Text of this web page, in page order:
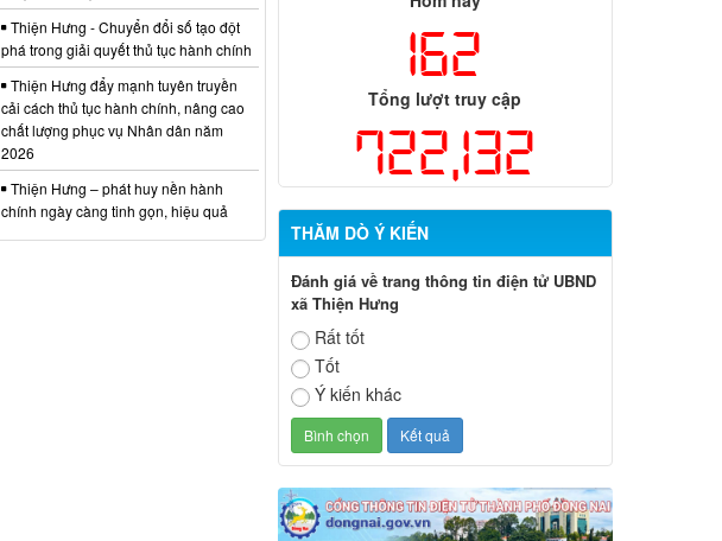
162
Tổng lượt truy cập
722,132
THĂM DÒ Ý KIẾN
Đánh giá về trang thông tin điện tử UBND
xã Thiện Hưng
Rất tốt
Tốt
Ý kiến khác
Thiện Hưng - Chuyển đổi số tạo đột
phá trong giải quyết thủ tục hành chính
Thiện Hưng đẩy mạnh tuyên truyền
cải cách thủ tục hành chính, nâng cao
chất lượng phục vụ Nhân dân năm
2026
Thiện Hưng – phát huy nền hành
chính ngày càng tinh gọn, hiệu quả